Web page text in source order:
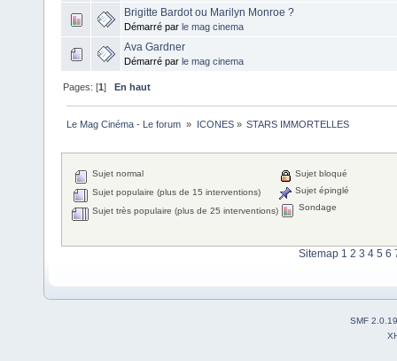
Brigitte Bardot ou Marilyn Monroe ?
Démarré par le mag cinema
Ava Gardner
Démarré par le mag cinema
Pages: [1]En haut
Le Mag Cinéma - Le forum » ICONES» STARS IMMORTELLES
Sujet normal
Sujet populaire (plus de 15 interventions)
Sujet très populaire (plus de 25 interventions)
Sujet bloqué
Sujet épinglé
Sondage
Sitemap 1 2 3 4 5 6
SMF 2.0.19